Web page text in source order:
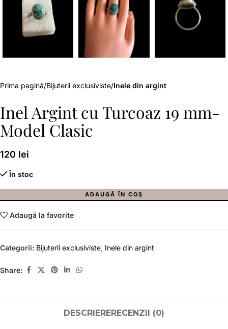
Prima pagină Bijuterii exclusiviste Inele din argint
Inel Argint cu Turcoaz 19 mm-
Model Clasic
120 lei
În stoc
ADAUGĂ ÎN COȘ
Adaugă la favorite
Categorii: Bijuterii exclusiviste Inele din argint
Share:
DESCRIERERECENZII (0)